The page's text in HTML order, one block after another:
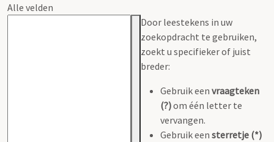
Alle velden
Door leestekens in uw
zoekopdracht te gebruiken,
zoekt u specifieker of juist
breder:
Gebruik een vraagteken
(?)om één letter te
vervangen.
Gebruik een sterretje (*)